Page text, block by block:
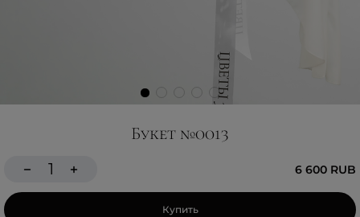
Букет №0013
6 600 RUB
Купить